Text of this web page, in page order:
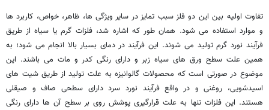
تفاوت اولیه بین این دو فلز سبب تمایز در سایر ویژگی ها، ظاهر، خواص، کاربرد ها
و موارد استفاده می شود. همان طور که اشاره شد، فلزات گرم یا سیاه از طریق
فرآیند نورد گرم تولید می شوند. این فرآیند در دمای بسیار بالا انجام می شود؛ به
همین علت سطح ورق های سیاه زبر و دارای رنگی کدر و مات می باشند. این
موضوع در صورتی است که محصولات گالوانیزه به علت تولید از طریق شیت های
اسیدشویی، روغنی و در واقع فرآیند نورد سرد دارای سطحی صاف و صیقلی
هستند. این فلزات تنها به علت قرارگیری پوشش روی بر سطح آن ها دارای رنگی